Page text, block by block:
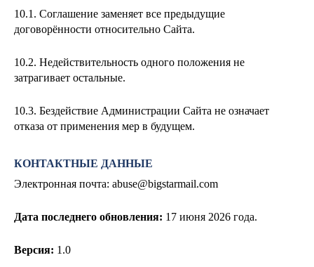
10.1. Соглашение заменяет все предыдущие
договорённости относительно Сайта.
10.2. Недействительность одного положения не
затрагивает остальные.
10.3. Бездействие Администрации Сайта не означает
отказа от применения мер в будущем.
КОНТАКТНЫЕ ДАННЫЕ
Электронная почта: abuse@bigstarmail.com
Дата последнего обновления: 17 июня 2026 года.
Версия: 1.0